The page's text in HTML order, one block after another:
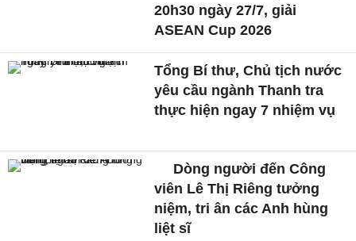
20h30 ngày 27/7, giải
ASEAN Cup 2026
Tổng Bí thư, Chủ tịch nước
yêu cầu ngành Thanh tra
thực hiện ngay 7 nhiệm vụ
Dòng người đến Công
viên Lê Thị Riêng tưởng
niệm, tri ân các Anh hùng
liệt sĩ